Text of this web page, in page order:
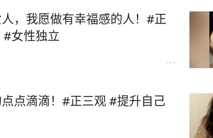
，我愿做有幸福感的人！#正
女性独立
点滴滴！#正三观 #提升自己